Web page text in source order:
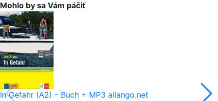
Mohlo by sa Vám páčiť
In Gefahr (A2) – Buch + MP3 allango.net